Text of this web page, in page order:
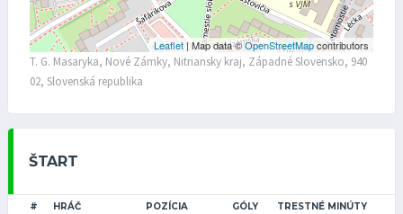
Leaflet| Map data ©OpenStreetMapcontributors
T. G. Masaryka, Nové Zámky, Nitriansky kraj, Západné Slovensko, 940
02, Slovenská republika
ŠTART
# HRÁČ POZÍCIA GÓLY TRESTNÉ MINÚTY